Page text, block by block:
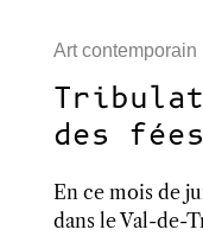
Art contemporain
des
En ce mois de
dans le Val-de-